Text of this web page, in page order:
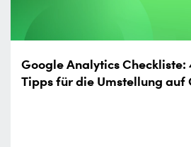
Google Analytics
Tipps für die Umstellung auf